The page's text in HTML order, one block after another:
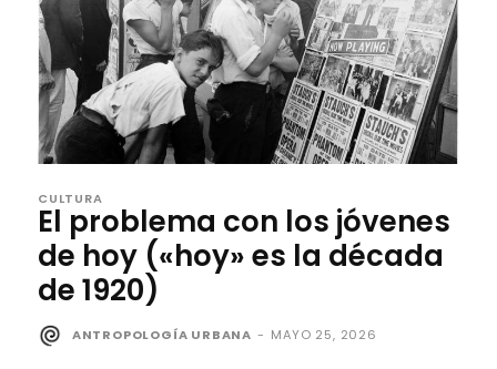
CULTURA
El problema con los jóvenes
de hoy («hoy» es la década
de 1920)
ANTROPOLOGÍA URBANA - MAYO 25, 2026